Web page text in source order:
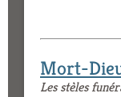
Mort-
Les stèles